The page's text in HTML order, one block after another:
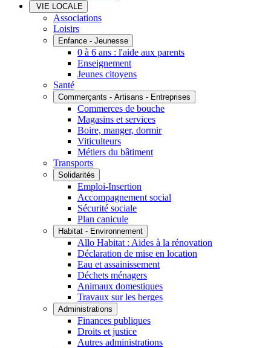
VIE LOCALE
Associations
Loisirs
Enfance - Jeunesse
0 à 6 ans : l'aide aux parents
Enseignement
Jeunes citoyens
Santé
Commerçants - Artisans - Entreprises
Commerces de bouche
Magasins et services
Boire, manger, dormir
Viticulteurs
Métiers du bâtiment
Transports
Solidarités
Emploi-Insertion
Accompagnement social
Sécurité sociale
Plan canicule
Habitat - Environnement
Allo Habitat : Aides à la rénovation
Déclaration de mise en location
Eau et assainissement
Déchets ménagers
Animaux domestiques
Travaux sur les berges
Administrations
Finances publiques
Droits et justice
Autres administrations